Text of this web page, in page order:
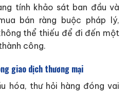
tính khảo sát ban đầu và
bán ràng buộc pháp lý,
thể thiếu để đi đến một
công.
giao dịch thương mại
hóa, thư hỏi hàng đóng vai